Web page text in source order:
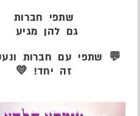
שתפי חברות
גם להן מגיע
💬 שתפי עם חברות
זה יחד! 💛